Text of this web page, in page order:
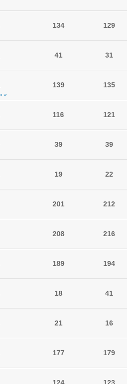
134 129
41 31
»
139 135
116 121
39 39
19 22
201 212
208 216
189 194
18 41
21 16
177 179